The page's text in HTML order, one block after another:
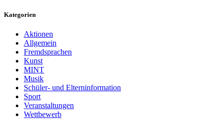
Kategorien
Aktionen
Allgemein
Fremdsprachen
Kunst
MINT
Musik
Schüler- und Elterninformation
Sport
Veranstaltungen
Wettbewerb